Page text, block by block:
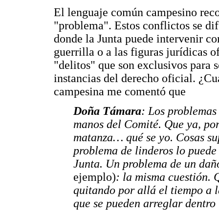
El lenguaje común campesino
"problema". Estos conflictos se
donde la Junta puede intervenir
guerrilla o a las figuras jurídicas
"delitos" que son exclusivos para
instancias del derecho oficial.
campesina me comentó que
Doña Támara: Los
manos del Comité. Que ya,
matanza… qué se yo. Cosas
problema de linderos lo
Junta. Un problema de un
ejemplo): la misma cuestión.
quitando por allá el tiempo a
que se pueden arreglar